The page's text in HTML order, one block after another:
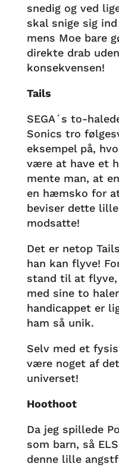
snedig og ved
skal snige sig
mens Moe bare
direkte drab
konsekvensen!
Tails
SEGA´s to-
Sonics tro
eksempel på,
være at have et
mente man, at
en hæmsko for
beviser dette
modsatte!
Det er netop
han kan flyve!
stand til at flyve,
med sine to
handicappet er
ham så unik.
Selv med et
være noget af
universet!
Hoothoot
Da jeg spillede
som barn, så
denne lille